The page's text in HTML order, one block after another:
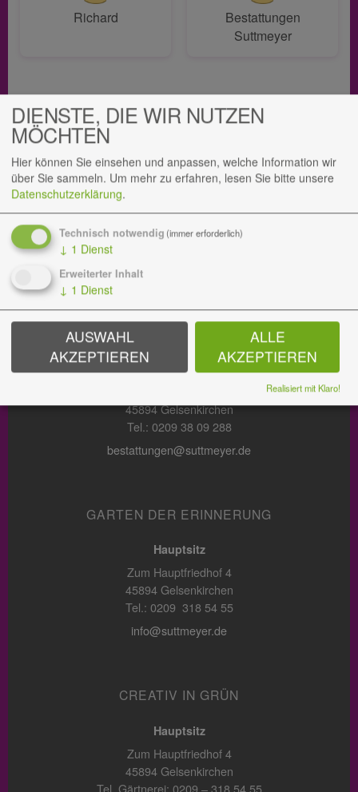
Richard
Bestattungen
Suttmeyer
Gedenkseite teilen
Teilen Sie diese Gedenkseite gerne mit Ihren
Angehörigen, um so ein bleibendes Andenken an
Reinhard Faltin zu bewahren.
BESTATTUNGEN
Hauptsitz
45894 Gelsenkirchen
Tel.: 0209 38 09 288
bestattungen@suttmeyer.de
GARTEN DER ERINNERUNG
Hauptsitz
Zum Hauptfriedhof 4
45894 Gelsenkirchen
Tel.: 0209 318 54 55
info@suttmeyer.de
CREATIV IN GRÜN
Hauptsitz
Zum Hauptfriedhof 4
45894 Gelsenkirchen
Tel. Gärtnerei: 0209 – 318 54 55
DIENSTE, DIE WIR NUTZEN
MÖCHTEN
Hier können Sie einsehen und anpassen, welche Information wir
über Sie sammeln. Um mehr zu erfahren, lesen Sie bitte unsere
Datenschutzerklärung.
Technisch notwendig (immer erforderlich)
↓ 1 Dienst
Erweiterter Inhalt
↓ 1 Dienst
AUSWAHL
AKZEPTIEREN
ALLE
AKZEPTIEREN
Realisiert mit Klaro!